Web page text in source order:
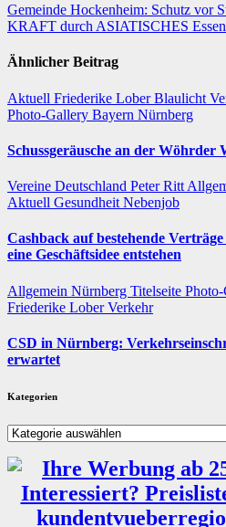
Beitragsnavigation
Gemeinde Hockenheim: Schutz vor
KRAFT durch ASIATISCHES
Ähnlicher Beitrag
Aktuell Friederike LoberBlaulicht
Photo-Gallery Bayern Nürnberg
Schussgeräusche an der Wöhrder
Vereine Deutschland Peter Ritt
Aktuell Gesundheit Nebenjob
Cashback auf bestehende
eine Geschäftsidee entstehen
Allgemein Nürnberg Titelseite
Friederike LoberVerkehr
CSD in Nürnberg:
erwartet
Kategorien
Kategorien